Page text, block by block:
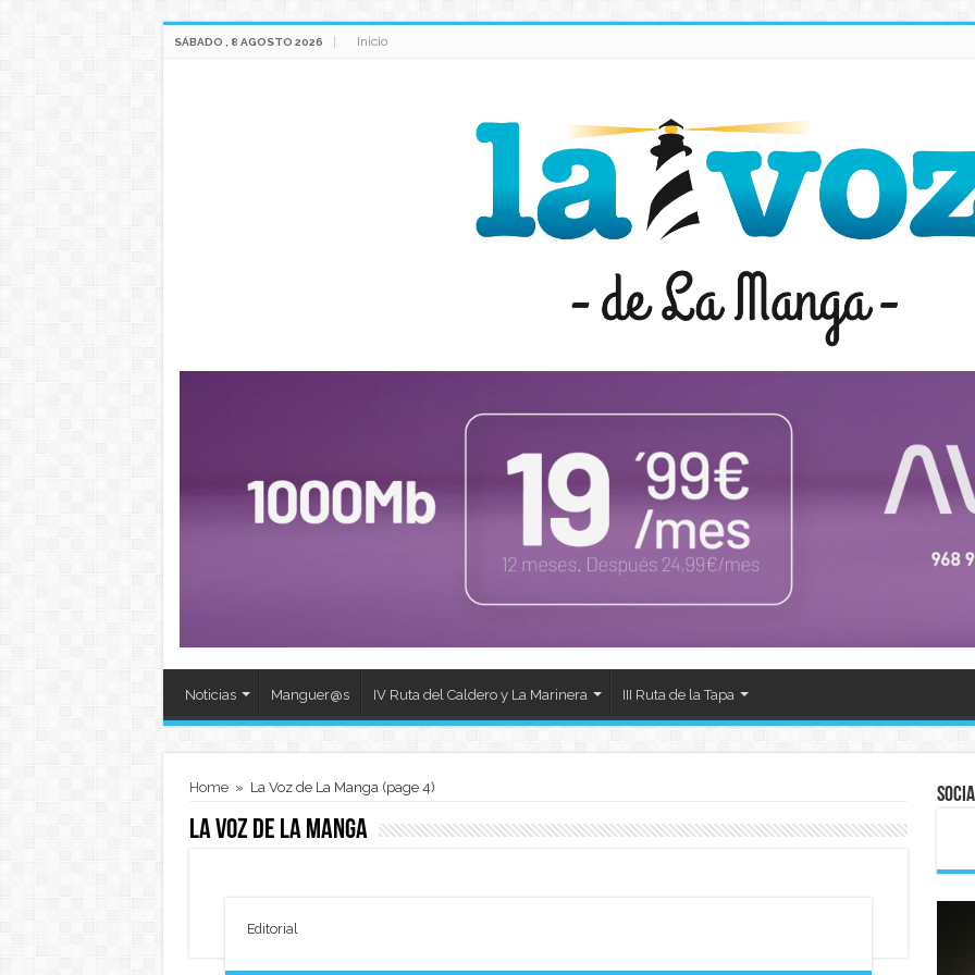
SÁBADO , 8 AGOSTO 2026 Inicio
Noticias Manguer@s IV Ruta del Caldero y La Marinera III Ruta de la Tapa
Home » La Voz de La Manga(page 4)
La Voz de La Manga
Editorial